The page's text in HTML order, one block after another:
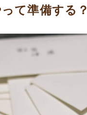
て準備する？